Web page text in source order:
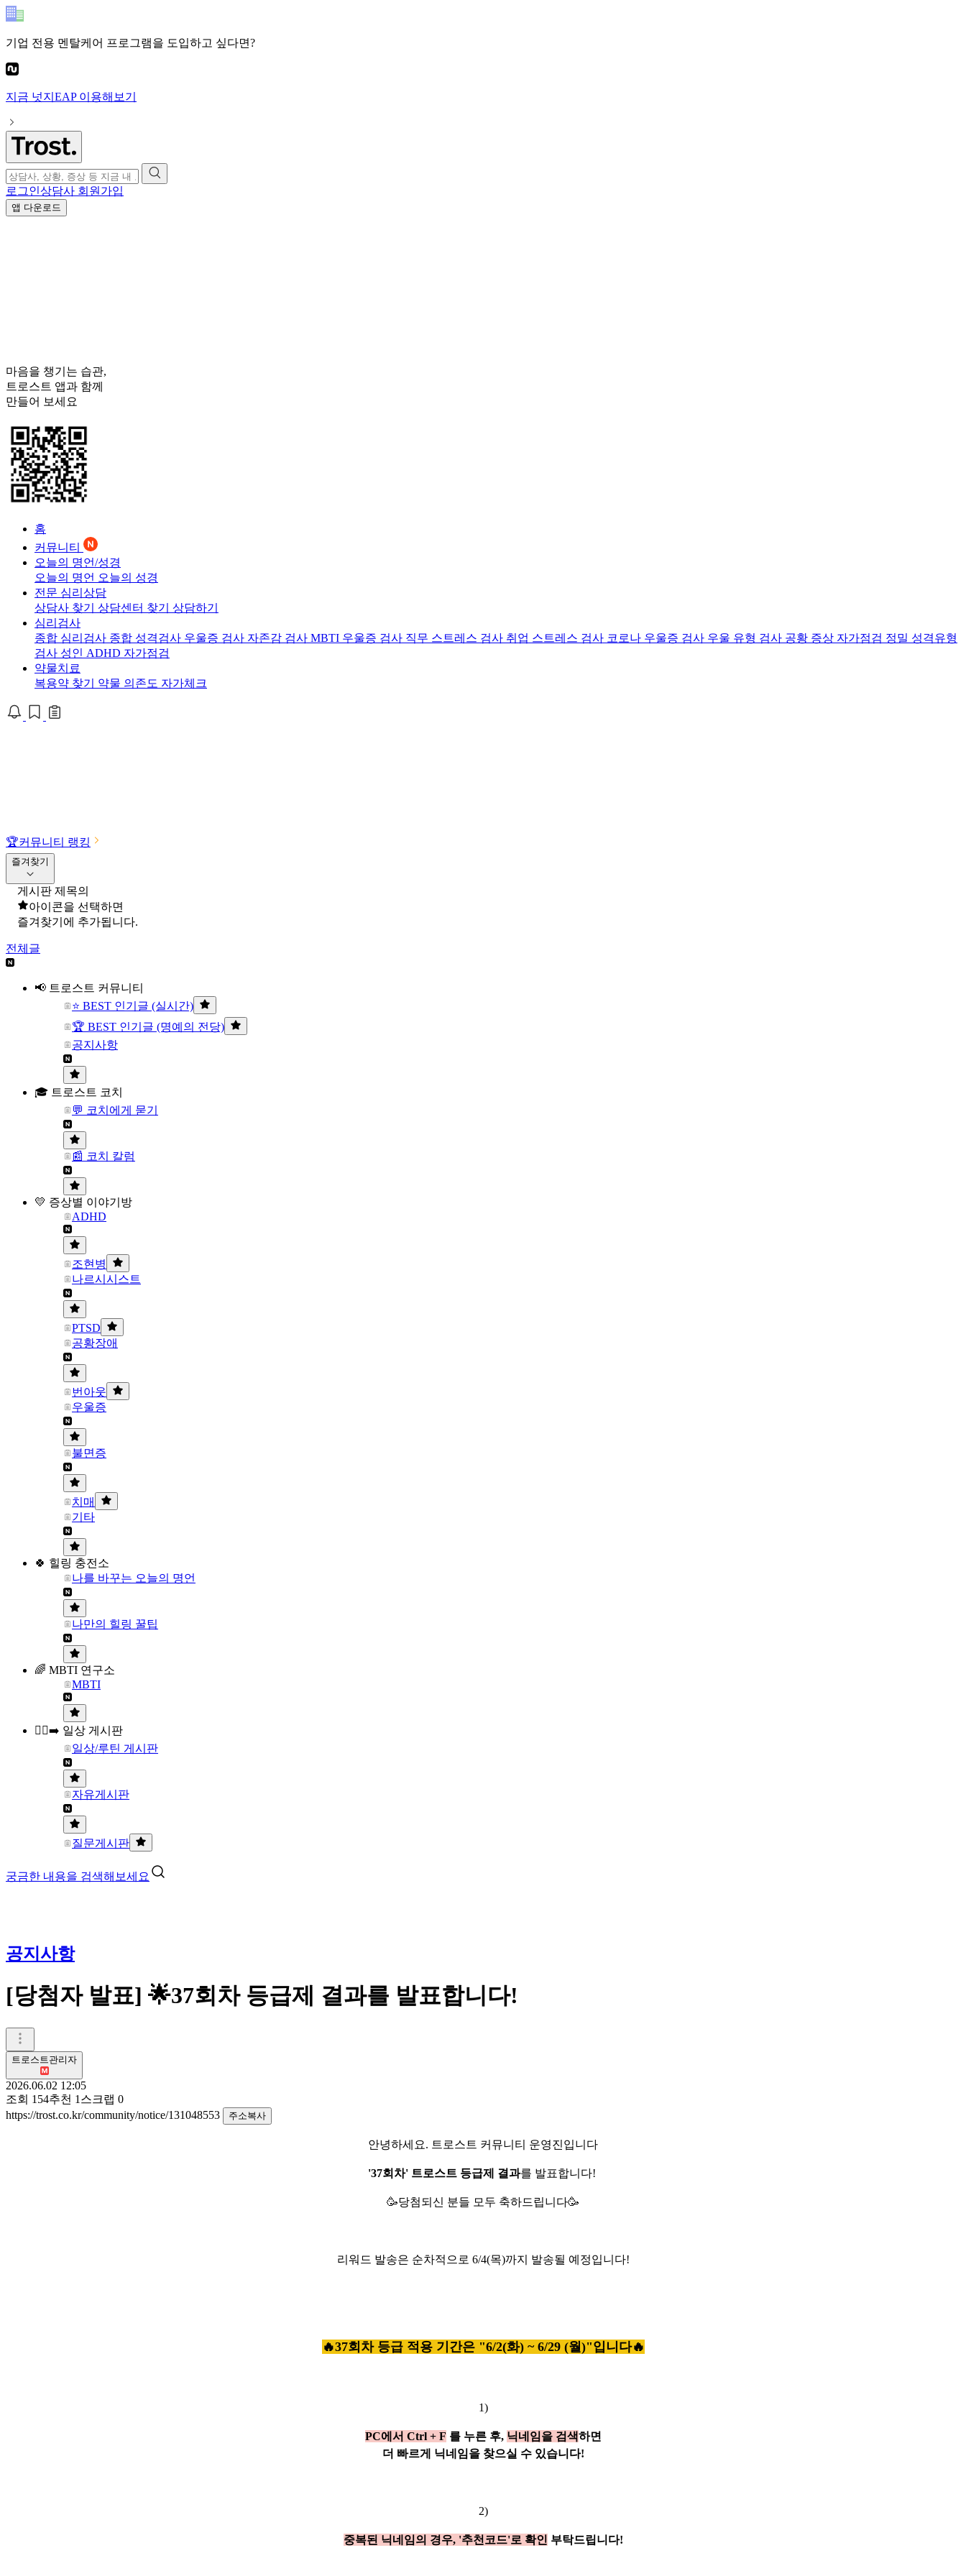
기업 전용 멘탈케어 프로그램을 도입하고 싶다면?
지금 넛지EAP이용해보기
로그인상담사 회원가입
앱 다운로드
마음을 챙기는 습관,
트로스트 앱과 함께
만들어 보세요
홈
커뮤니티
오늘의 명언/성경
오늘의 명언 오늘의 성경
전문 심리상담
상담사 찾기 상담센터 찾기 상담하기
심리검사
종합 심리검사 종합 성격검사 우울증 검사 자존감 검사 MBTI 우울증 검사 직무 스트레스 검사 취업 스트레스 검사 코로나 우울증 검사 우울 유형 검사 공황 증상 자가점검 정밀 성격유형
검사 성인 ADHD 자가점검
약물치료
복용약 찾기 약물 의존도 자가체크
🏆커뮤니티 랭킹
즐겨찾기
게시판 제목의
아이콘을 선택하면
즐겨찾기에 추가됩니다.
전체글
📢 트로스트 커뮤니티
⭐ BEST 인기글 (실시간)
🏆 BEST 인기글 (명예의 전당)
공지사항
🎓 트로스트 코치
💬 코치에게 묻기
📰 코치 칼럼
💛 증상별 이야기방
ADHD
조현병
나르시시스트
PTSD
공황장애
번아웃
우울증
불면증
치매
기타
🍀 힐링 충전소
나를 바꾸는 오늘의 명언
나만의 힐링 꿀팁
🌈 MBTI 연구소
MBTI
🏃‍♀️‍➡️ 일상 게시판
일상/루틴 게시판
자유게시판
질문게시판
궁금한 내용을 검색해보세요
공지사항
[당첨자 발표] 🌟37회차 등급제 결과를 발표합니다!
트로스트관리자
2026.06.02 12:05
조회 154추천 1 스크랩 0
https://trost.co.kr/community/notice/131048553
주소복사
안녕하세요. 트로스트 커뮤니티 운영진입니다
'37회차' 트로스트 등급제 결과를 발표합니다!
🥳당첨되신 분들 모두 축하드립니다🥳
리워드 발송은 순차적으로 6/4(목)까지 발송될 예정입니다!
🔥37회차 등급 적용 기간은 "6/2(화) ~ 6/29 (월)"입니다🔥
1)
PC에서 Ctrl + F 를 누른 후, 닉네임을 검색하면
더 빠르게 닉네임을 찾으실 수 있습니다!
2)
중복된 닉네임의 경우, '추천코드'로 확인 부탁드립니다!